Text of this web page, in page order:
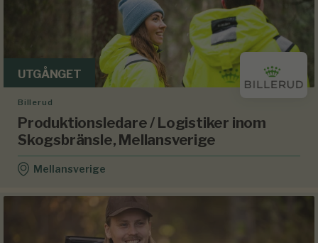
UTGÅNGET
Billerud
Produktionsledare / Logistiker inom
Skogsbränsle, Mellansverige
Mellansverige